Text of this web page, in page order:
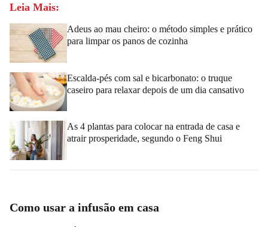
Leia Mais:
Adeus ao mau cheiro: o método simples e prático
para limpar os panos de cozinha
Escalda-pés com sal e bicarbonato: o truque
caseiro para relaxar depois de um dia cansativo
As 4 plantas para colocar na entrada de casa e
atrair prosperidade, segundo o Feng Shui
Como usar a infusão em casa